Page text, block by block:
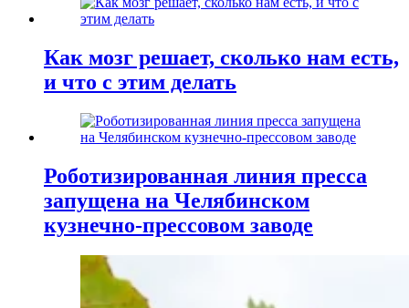
Как мозг решает, сколько нам есть,
и что с этим делать
Роботизированная линия пресса
запущена на Челябинском
кузнечно-прессовом заводе